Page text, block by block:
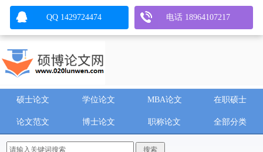
硕士论文 学位论文 MBA论文 在职硕士
论文范文 博士论文 职称论文 全部分类
QQ 1429724474 电话 18964107217